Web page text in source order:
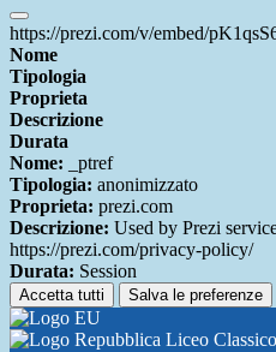
https://prezi.com/v/embed/
Nome
Tipologia
Proprieta
Descrizione
Durata
Nome: _ptref
Tipologia: anonimizzato
Proprieta: prezi.com
Descrizione: Used by Prezi
https://prezi.com/privacy-policy/
Durata: Session
Accetta tutti Salva le preferenze
Liceo